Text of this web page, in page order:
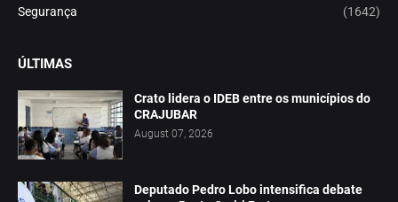
Segurança (1642)
ÚLTIMAS
Crato lidera o IDEB entre os municípios do
CRAJUBAR
August 07, 2026
Deputado Pedro Lobo intensifica debate